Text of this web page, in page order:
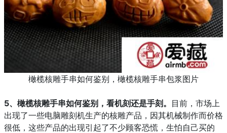
橄榄核雕手串如何鉴别，橄榄核雕手串包浆图片
5、 橄榄核雕手串如何鉴别， 看机刻还是手刻。 目前，市场上
出现了一些电脑雕刻机生产的核雕产品，因其机械制作而价格
很低，这些产品的出现引起了不少顾客恐慌，生怕自己买的